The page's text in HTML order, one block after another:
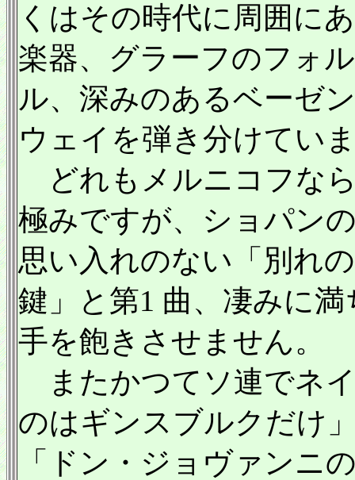
くはその時代に周囲に
楽器、グラーフのフォ
ル、深みのあるベーゼ
ウェイを弾き分けてい
どれもメルニコフな
極みですが、ショパン
思い入れのない「別れ
鍵」と第1 曲、凄みに
手を飽きさせません。
またかつてソ連でネ
のはギンスブルクだけ
「ドン・ジョヴァンニ